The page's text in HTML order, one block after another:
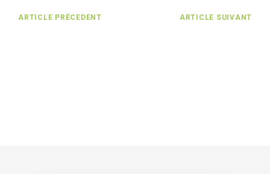
ARTICLE PRÉCEDENT ARTICLE SUIVANT